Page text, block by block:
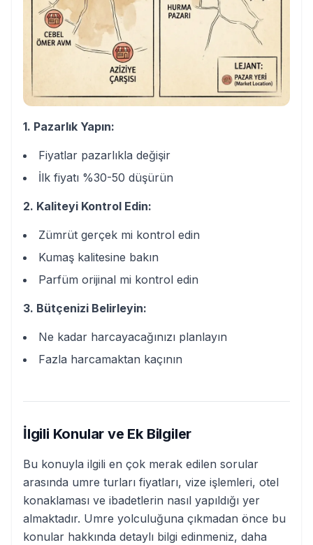
1. Pazarlık Yapın:
Fiyatlar pazarlıkla değişir
İlk fiyatı %30-50 düşürün
2. Kaliteyi Kontrol Edin:
Zümrüt gerçek mi kontrol edin
Kumaş kalitesine bakın
Parfüm orijinal mi kontrol edin
3. Bütçenizi Belirleyin:
Ne kadar harcayacağınızı planlayın
Fazla harcamaktan kaçının
İlgili Konular ve Ek Bilgiler
Bu konuyla ilgili en çok merak edilen sorular
arasında umre turları fiyatları, vize işlemleri, otel
konaklaması ve ibadetlerin nasıl yapıldığı yer
almaktadır. Umre yolculuğuna çıkmadan önce bu
konular hakkında detaylı bilgi edinmeniz, daha